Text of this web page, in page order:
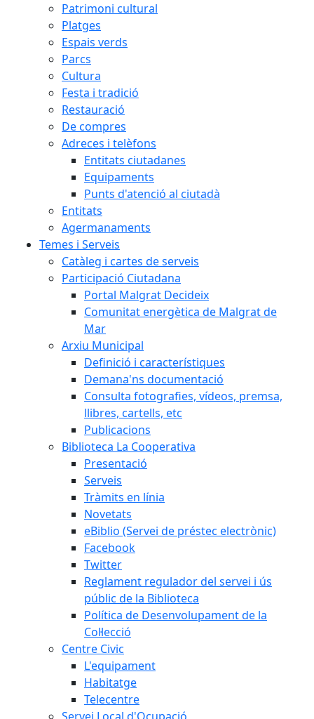
Patrimoni cultural
Platges
Espais verds
Parcs
Cultura
Festa i tradició
Restauració
De compres
Adreces i telèfons
Entitats ciutadanes
Equipaments
Punts d'atenció al ciutadà
Entitats
Agermanaments
Temes i Serveis
Catàleg i cartes de serveis
Participació Ciutadana
Portal Malgrat Decideix
Comunitat energètica de Malgrat de
Mar
Arxiu Municipal
Definició i característiques
Demana'ns documentació
Consulta fotografies, vídeos, premsa,
llibres, cartells, etc
Publicacions
Biblioteca La Cooperativa
Presentació
Serveis
Tràmits en línia
Novetats
eBiblio (Servei de préstec electrònic)
Facebook
Twitter
Reglament regulador del servei i ús
públic de la Biblioteca
Política de Desenvolupament de la
Col·lecció
Centre Civic
L'equipament
Habitatge
Telecentre